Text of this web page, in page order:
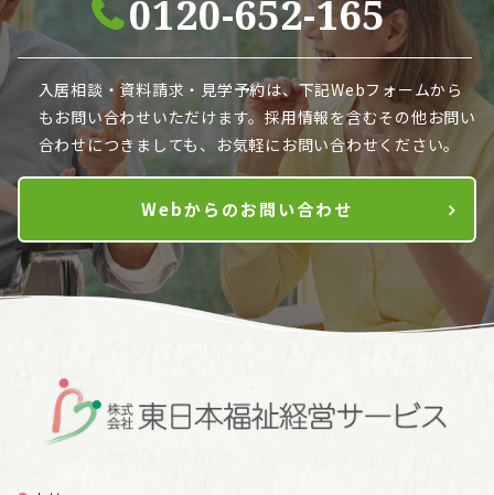
0120-652-165
入居相談・資料請求・見学予約は、下記Webフォームから
も お問い合わせいただけます。採用情報を含むその他お問い
合わせにつきましても、お気軽にお問い合わせください。
Webからのお問い合わせ